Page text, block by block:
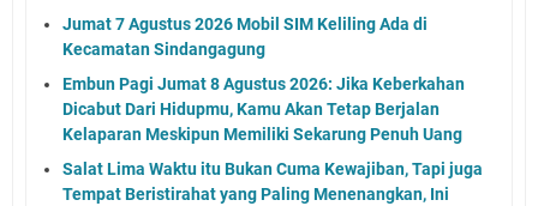
Jumat 7 Agustus 2026 Mobil SIM Keliling Ada di
Kecamatan Sindangagung
Embun Pagi Jumat 8 Agustus 2026: Jika Keberkahan
Dicabut Dari Hidupmu, Kamu Akan Tetap Berjalan
Kelaparan Meskipun Memiliki Sekarung Penuh Uang
Salat Lima Waktu itu Bukan Cuma Kewajiban, Tapi juga
Tempat Beristirahat yang Paling Menenangkan, Ini